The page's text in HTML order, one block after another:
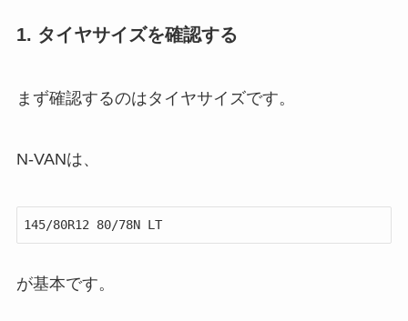
1. タイヤサイズを確認する
まず確認するのはタイヤサイズです。
N-VANは、
145/80R12 80/78N LT
が基本です。